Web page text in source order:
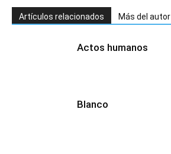
Artículos relacionados Más del autor
Actos humanos
Blanco